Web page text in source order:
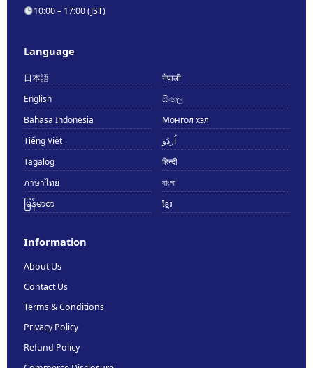
10:00 – 17:00 (JST)
Language
日本語
नेपाली
English
සිංහල
Bahasa Indonesia
Монгол хэл
Tiếng Việt
اُردُو
Tagalog
हिन्दी
ภาษาไทย
বাংলা
မြန်မာစာ
ខ្មែរ
Information
About Us
Contact Us
Terms & Conditions
Privacy Policy
Refund Policy